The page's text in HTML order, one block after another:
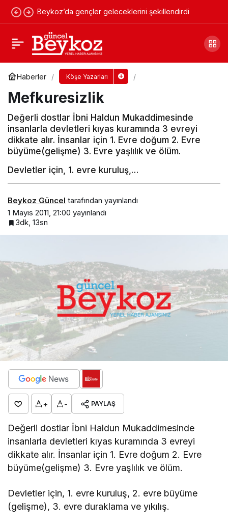
Beykoz’da gençler geleceklerini şekillendirdi
Haberler Köşe Yazarları
Mefkuresizlik
Değerli dostlar İbni Haldun Mukaddimesinde
insanlarla devletleri kıyas kuramında 3 evreyi
dikkate alır. İnsanlar için 1. Evre doğum 2. Evre
büyüme(gelişme) 3. Evre yaşlılık ve ölüm.
Devletler için, 1. evre kuruluş,…
Beykoz Güncel tarafından yayınlandı
1 Mayıs 2011, 21:00 yayınlandı
3dk, 13sn
+ - PAYLAŞ
Değerli dostlar İbni Haldun Mukaddimesinde
insanlarla devletleri kıyas kuramında 3 evreyi
dikkate alır. İnsanlar için 1. Evre doğum 2. Evre
büyüme(gelişme) 3. Evre yaşlılık ve ölüm.
Devletler için, 1. evre kuruluş, 2. evre büyüme
(gelişme), 3. evre duraklama ve yıkılış.
İnsanlık abidesi Mehmet Gedik
Yorum Yap Paylaş